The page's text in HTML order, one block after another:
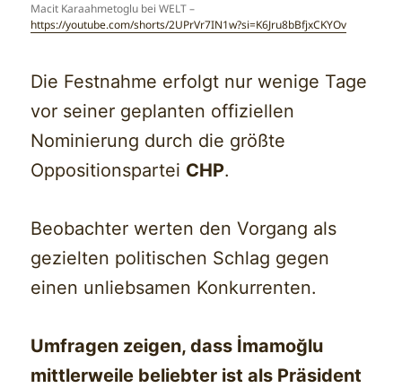
Macit Karaahmetoglu bei WELT –
https://youtube.com/shorts/2UPrVr7IN1w?si=K6Jru8bBfjxCKYOv
Die Festnahme erfolgt nur wenige Tage
vor seiner geplanten offiziellen
Nominierung durch die größte
Oppositionspartei CHP.
Beobachter werten den Vorgang als
gezielten politischen Schlag gegen
einen unliebsamen Konkurrenten.
Umfragen zeigen, dass İmamoğlu
mittlerweile beliebter ist als Präsident